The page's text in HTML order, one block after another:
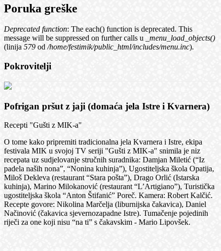
Poruka greške
Deprecated function: The each() function is deprecated. This
message will be suppressed on further calls u
_menu_load_objects()
(linija 579 od/home/festimik/public_html/includes/menu.inc).
Pokrovitelji
Pofrigan pršut z jaji (domaća jela Istre i Kvarnera)
Recepti "Gušti z MIK-a"
O tome kako pripremiti tradicionalna jela Kvarnera i Istre, ekipa
festivala MIK u svojoj TV seriji "Gušti z MIK-a" snimila je niz
recepata uz sudjelovanje stručnih suradnika: Damjan Miletić (“Iz
padela naših nona”, “Nonina kuhinja”), Ugostiteljska škola Opatija,
Miloš Dekleva (restaurant “Stara pošta”), Drago Orlić (Istarska
kuhinja), Marino Milokanović (restaurant “L’Artigiano”), Turistička
ugostiteljska škola “Anton Štifanić” Poreč. Kamera: Robert Kalčić.
Recepte govore: Nikolina Marčelja (liburnijska čakavica), Daniel
Načinović (čakavica sjevernozapadne Istre). Tumačenje pojedinih
riječi za one koji nisu “na ti” s čakavskim - Mario Lipovšek.